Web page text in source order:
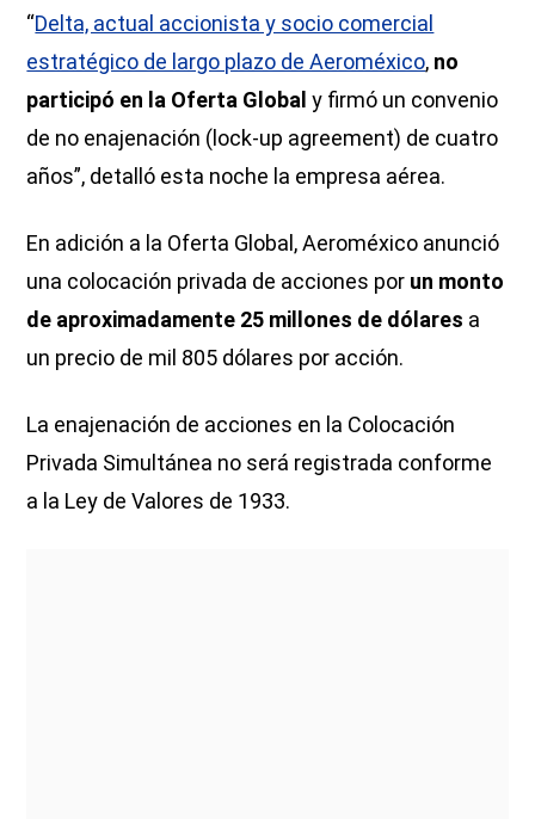
“Delta, actual accionista y socio comercial
estratégico de largo plazo de Aeroméxico, no
participó en la Oferta Global y firmó un convenio
de no enajenación (lock-up agreement) de cuatro
años”, detalló esta noche la empresa aérea.
En adición a la Oferta Global, Aeroméxico anunció
una colocación privada de acciones por un monto
de aproximadamente 25 millones de dólares a
un precio de mil 805 dólares por acción.
La enajenación de acciones en la Colocación
Privada Simultánea no será registrada conforme
a la Ley de Valores de 1933.